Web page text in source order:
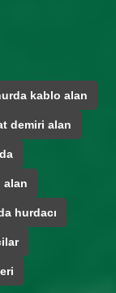
kablo alan
demiri alan
alan
hurdacı